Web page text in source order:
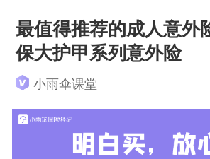
最值得推荐的成人意外
保大护甲系列意外险
小雨伞课堂